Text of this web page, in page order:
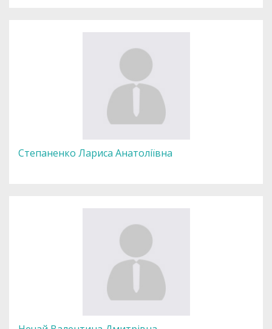
Степаненко Лариса Анатоліївна